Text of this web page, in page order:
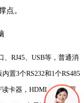
点。
、RJ45、USB等，普通消
置3个RS232和1个RS485
读卡器，HDMI，BT，双